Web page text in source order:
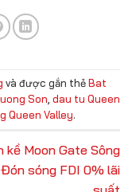
và được gắn thẻBat
Son, dau tu Queen
Queen Valley.
kề Moon Gate Sông
sóng FDI 0% lãi